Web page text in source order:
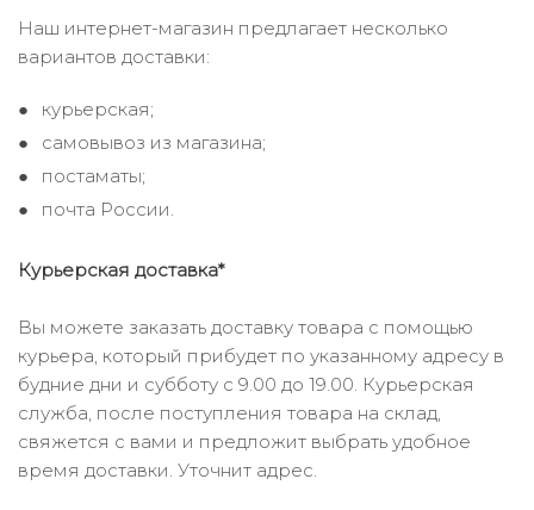
Наш интернет-магазин предлагает несколько
вариантов доставки:
курьерская;
самовывоз из магазина;
постаматы;
почта России.
Курьерская доставка*
Вы можете заказать доставку товара с помощью
курьера, который прибудет по указанному адресу в
будние дни и субботу с 9.00 до 19.00. Курьерская
служба, после поступления товара на склад,
свяжется с вами и предложит выбрать удобное
время доставки. Уточнит адрес.